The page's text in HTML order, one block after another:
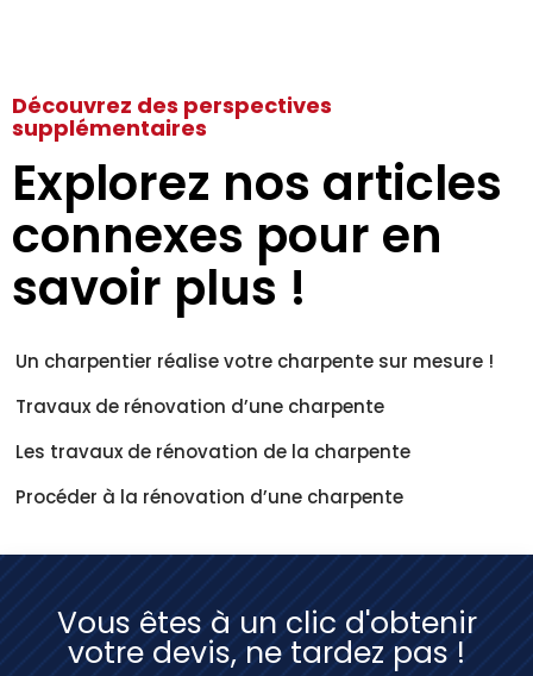
Découvrez des perspectives
supplémentaires
Explorez nos articles
connexes pour en
savoir plus !
Un charpentier réalise votre charpente sur mesure !
Travaux de rénovation d’une charpente
Les travaux de rénovation de la charpente
Procéder à la rénovation d’une charpente
Vous êtes à un clic d'obtenir
votre devis, ne tardez pas !